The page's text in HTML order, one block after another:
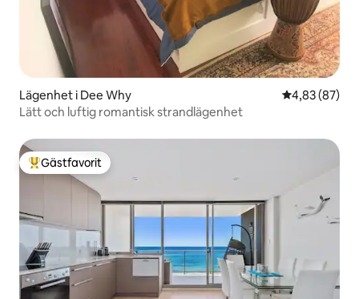
Lägenhet i Dee Why 4,83 av 5 i
4,83 (87)
Lätt och luftig romantisk strandlägenhet
Populär gästfavorit
Gästfavorit